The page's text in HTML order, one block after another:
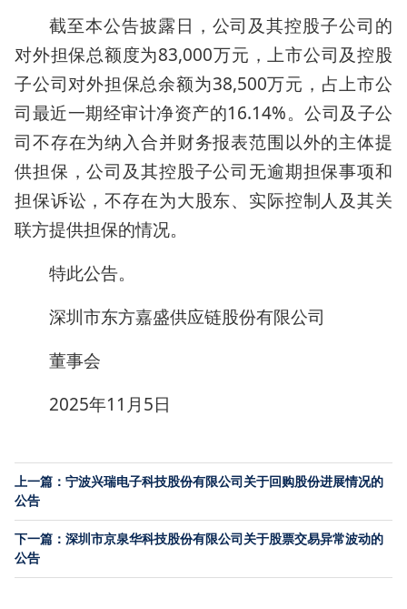
截至本公告披露日，公司及其控股子公司的
对外担保总额度为83,000万元，上市公司及控股
子公司对外担保总余额为38,500万元，占上市公
司最近一期经审计净资产的16.14%。公司及子公
司不存在为纳入合并财务报表范围以外的主体提
供担保，公司及其控股子公司无逾期担保事项和
担保诉讼，不存在为大股东、实际控制人及其关
联方提供担保的情况。
特此公告。
深圳市东方嘉盛供应链股份有限公司
董事会
2025年11月5日
上一篇：宁波兴瑞电子科技股份有限公司关于回购股份进展情况的
公告
下一篇：深圳市京泉华科技股份有限公司关于股票交易异常波动的
公告